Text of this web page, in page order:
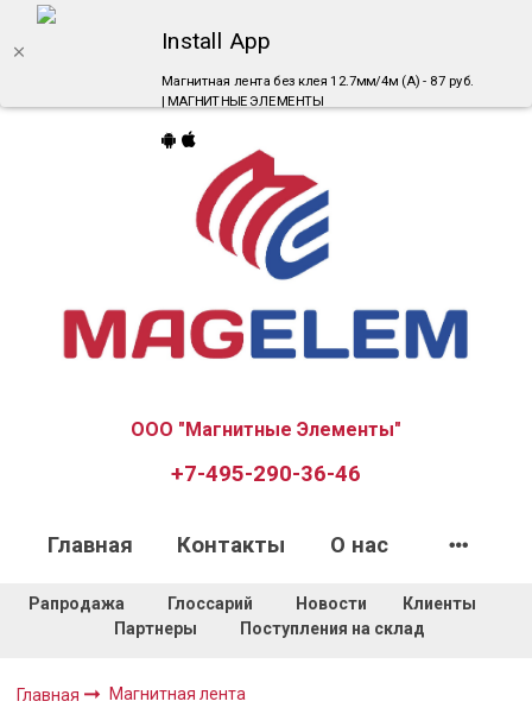
Install App
Магнитная лента без клея 12.7мм/4м (А) - 87 руб.
| МАГНИТНЫЕ ЭЛЕМЕНТЫ
ООО "Магнитные Элементы"
+7-495-290-36-46
Главная Контакты О нас
Рапродажа Глоссарий Новости
Клиенты
Партнеры
Поступления на склад
Главная Магнитная лента